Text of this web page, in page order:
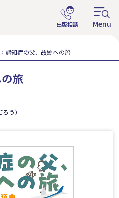
認知症の父、故郷への旅
旅
う）